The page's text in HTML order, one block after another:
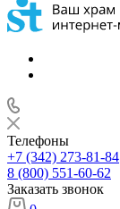
Телефоны
+7 (342) 273-81-84
8 (800) 551-60-62
Заказать звонок